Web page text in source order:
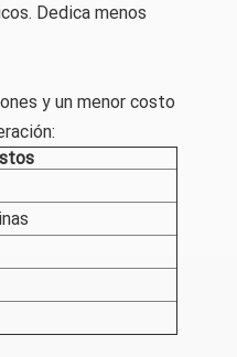
Dedica menos
y un menor costo